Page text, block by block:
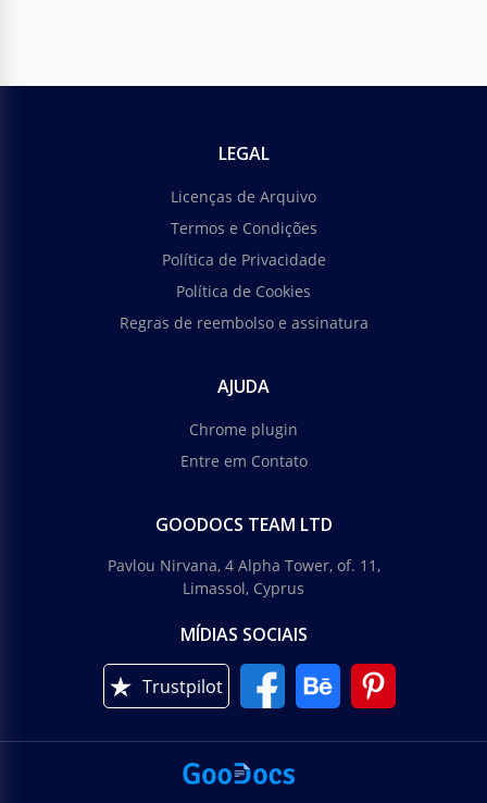
LEGAL
Licenças de Arquivo
Termos e Condições
Política de Privacidade
Política de Cookies
Regras de reembolso e assinatura
AJUDA
Chrome plugin
Entre em Contato
GOODOCS TEAM LTD
Pavlou Nirvana, 4 Alpha Tower, of. 11,
Limassol, Cyprus
MÍDIAS SOCIAIS
Trustpilot